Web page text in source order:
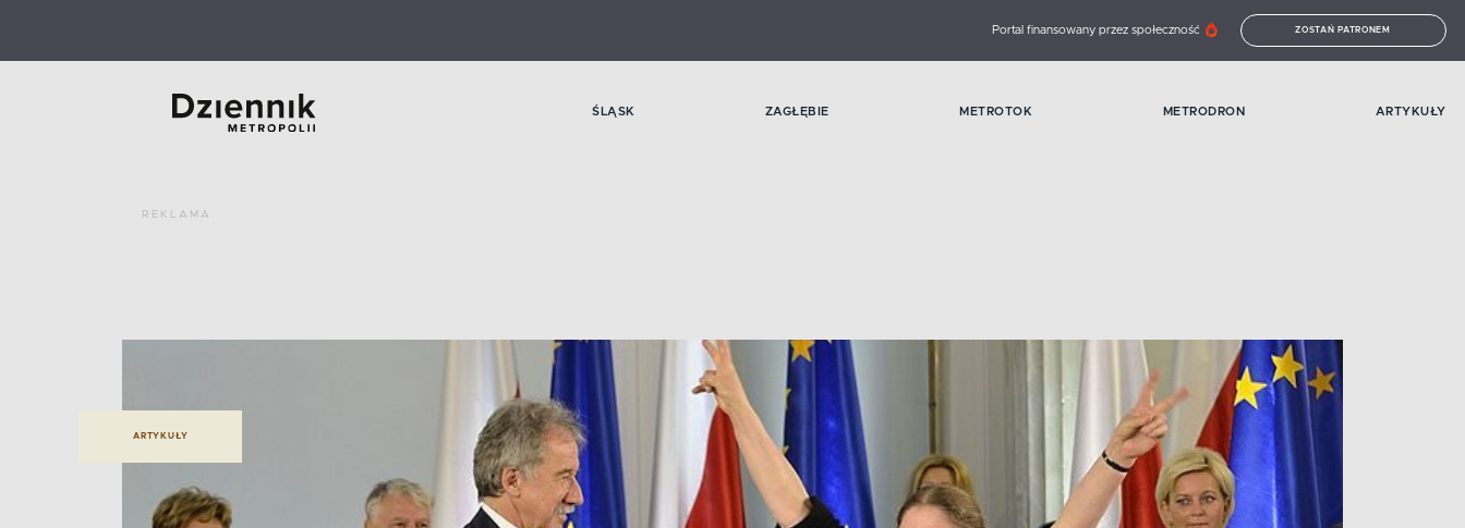
Portal finansowany przez społeczność ZOSTAŃ PATRONEM
ŚLĄSK ZAGŁĘBIE METROTOK METRODRON ARTYKUŁY
REKLAMA
ARTYKUŁY